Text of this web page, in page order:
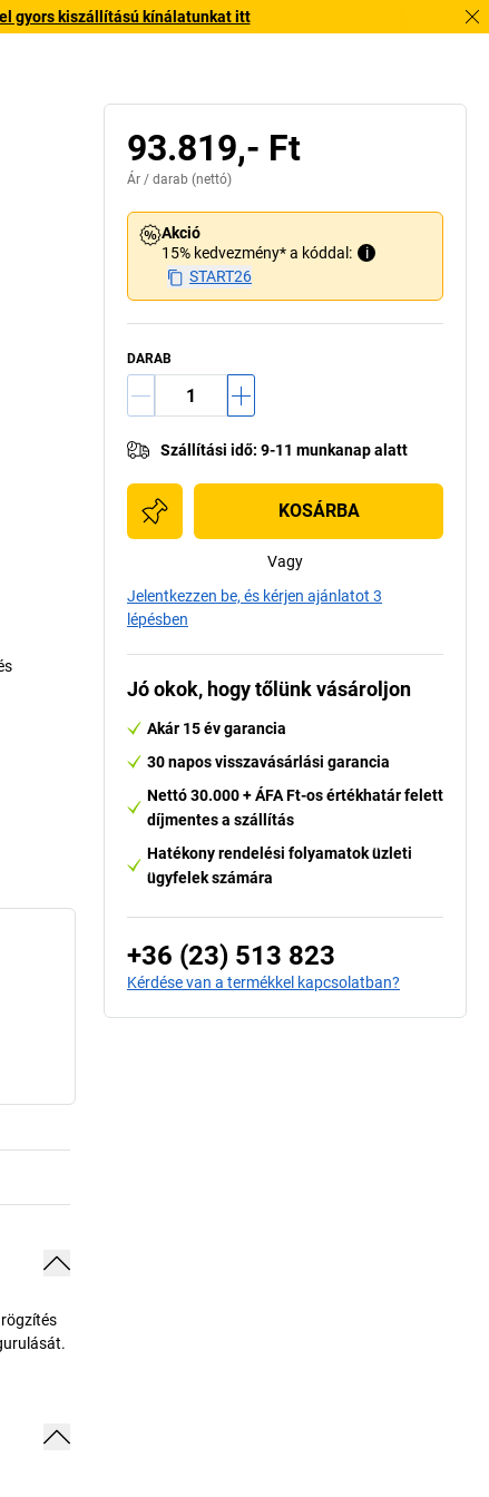
gyors kiszállítású kínálatunkat itt
93.819,- Ft
Ár / darab (nettó)
Akció
15% kedvezmény* a kóddal:
i
START26
DARAB
Szállítási idő: 9-11 munkanap alatt
KOSÁRBA
Vagy
Jelentkezzen be, és kérjen ajánlatot 3
lépésben
Jó okok, hogy tőlünk vásároljon
Akár 15 év garancia
30 napos visszavásárlási garancia
Nettó 30.000 + ÁFA Ft-os értékhatár felett
díjmentes a szállítás
Hatékony rendelési folyamatok üzleti
ügyfelek számára
+36 (23) 513 823
Kérdése van a termékkel kapcsolatban?